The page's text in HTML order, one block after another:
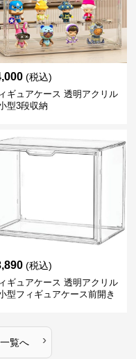
(税込)
ギュアケース 透明アクリル
型3段収納
(税込)
ギュアケース 透明アクリル
型フィギュアケース前開き
覧へ ›